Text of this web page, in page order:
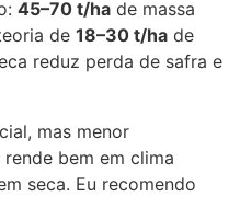
45–70 t/ha de massa
de 18–30 t/ha de
reduz perda de safra e
mas menor
bem em clima
seca. Eu recomendo